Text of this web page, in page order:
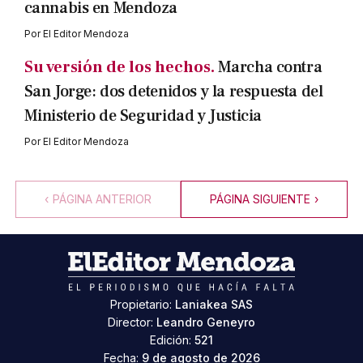
cannabis en Mendoza
PorEl Editor Mendoza
Su versión de los hechos.Marcha contra
San Jorge: dos detenidos y la respuesta del
Ministerio de Seguridad y Justicia
PorEl Editor Mendoza
‹ PÁGINA ANTERIOR PÁGINA SIGUIENTE ›
Propietario: Laniakea SAS
Director: Leandro Geneyro
Edición: 521
Fecha: 9 de agosto de 2026